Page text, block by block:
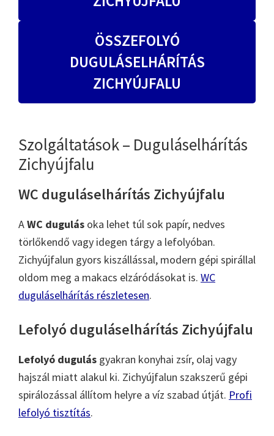
ÖSSZEFOLYÓ
DUGULÁSELHÁRÍTÁS
ZICHYÚJFALU
Szolgáltatások – Duguláselhárítás
Zichyújfalu
WC duguláselhárítás Zichyújfalu
AWC dugulás oka lehet túl sok papír, nedves
törlőkendő vagy idegen tárgy a lefolyóban.
Zichyújfalun gyors kiszállással, modern gépi spirállal
oldom meg a makacs elzáródásokat is. WC
duguláselhárítás részletesen.
Lefolyó duguláselhárítás Zichyújfalu
Lefolyó dugulás gyakran konyhai zsír, olaj vagy
hajszál miatt alakul ki. Zichyújfalun szakszerű gépi
spirálozással állítom helyre a víz szabad útját. Profi
lefolyó tisztítás.